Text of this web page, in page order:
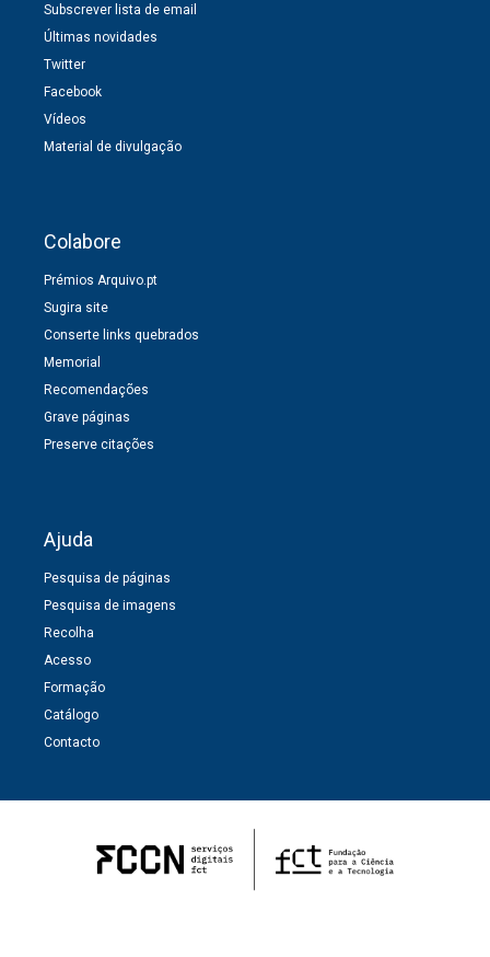
Subscrever lista de email
Últimas novidades
Twitter
Facebook
Vídeos
Material de divulgação
Colabore
Prémios Arquivo.pt
Sugira site
Conserte links quebrados
Memorial
Recomendações
Grave páginas
Preserve citações
Ajuda
Pesquisa de páginas
Pesquisa de imagens
Recolha
Acesso
Formação
Catálogo
Contacto